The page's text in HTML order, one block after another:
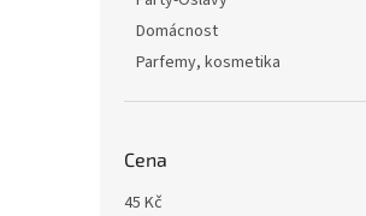
Domácnost
Parfemy, kosmetika
Cena
45 Kč